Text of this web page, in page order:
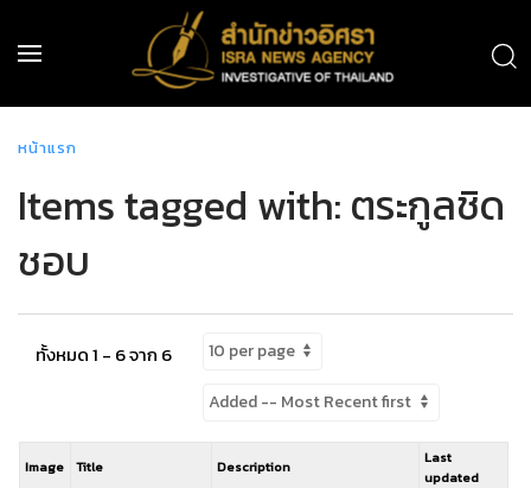
หน้าแรก
Items tagged with: ตระกูลชิด
ชอบ
ทั้งหมด 1 - 6 จาก 6
Image Title Description
Last
updated